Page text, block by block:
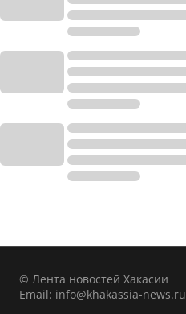
© Лента новостей Хакасии
Email: info@khakassia-news.ru